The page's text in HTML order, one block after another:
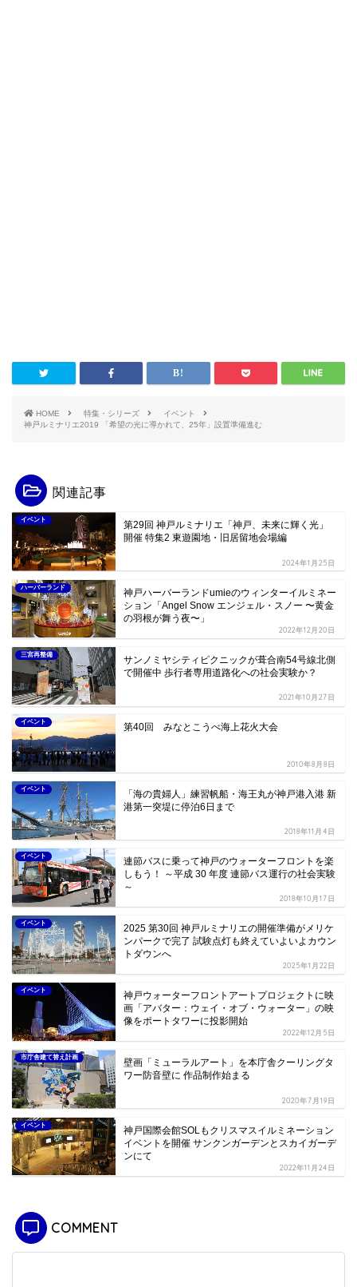
HOME 特集・シリーズ
イベント
神戸ルミナリエ2019 「希望の光に導かれて、25年」設置準備進む
関連記事
イベント
第29回 神戸ルミナリエ「神戸、未来に輝く光」
開催 特集2 東遊園地・旧居留地会場編
2024年1月25日
ハーバーランド
神戸ハーバーランドumieのウィンターイルミネー
ション「Angel Snow エンジェル・スノー 〜黄金
の羽根が舞う夜〜」
2022年12月20日
三宮再整備
サンノミヤシティピクニックが葺合南54号線北側
で開催中 歩行者専用道路化への社会実験か？
2021年10月27日
イベント 第40回 みなとこうべ海上花火大会
2010年8月8日
イベント
「海の貴婦人」練習帆船・海王丸が神戸港入港 新
港第一突堤に停泊6日まで
2018年11月4日
イベント
連節バスに乗って神戸のウォーターフロントを楽
しもう！ ～平成 30 年度 連節バス運行の社会実験
～
2018年10月17日
イベント
2025 第30回 神戸ルミナリエの開催準備がメリケ
ンパークで完了 試験点灯も終えていよいよカウン
トダウンへ
2025年1月22日
イベント
神戸ウォーターフロントアートプロジェクトに映
画「アバター：ウェイ・オブ・ウォーター」の映
像をポートタワーに投影開始
2022年12月5日
市庁舎建て替え計画
壁画「ミューラルアート」を本庁舎クーリングタ
ワー防音壁に 作品制作始まる
2020年7月19日
イベント
神戸国際会館SOLもクリスマスイルミネーション
イベントを開催 サンクンガーデンとスカイガーデ
ンにて
2022年11月24日
COMMENT